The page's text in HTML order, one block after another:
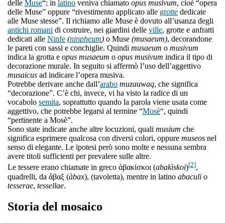
delle Muse“; in latino veniva chiamato opus musivum, cioè “opera
delle Muse” oppure “rivestimento applicato alle grotte dedicate
alle Muse stesse”. Il richiamo alle Muse è dovuto all’usanza degli
antichi romani di costruire, nei giardini delle ville, grotte e anfratti
dedicati alle Ninfe (ninpheum) o Muse (musaeum), decorandone
le pareti con sassi e conchiglie. Quindi musaeum o musivum
indica la grotta e opus musaeum o opus musivum indica il tipo di
decorazione murale. In seguito si affermò l’uso dell’aggettivo
musaicus ad indicare l’opera musiva.
Potrebbe derivare anche dall’arabo muzauwaq, che significa
“decorazione”. C’è chi, invece, vi ha visto la radice di un
vocabolo semita, soprattutto quando la parola viene usata come
aggettivo, che potrebbe legarsi al termine “Mosè“, quindi
“pertinente a Mosè”.
Sono state indicate anche altre locuzioni, quali musium che
significa esprimere qualcosa con diversi colori, oppure museos nel
senso di elegante. Le ipotesi però sono molte e nessuna sembra
avere titoli sufficienti per prevalere sulle altre.
Le tessere erano chiamate in greco ἀβακίσκοι (abakìskoi)[2],
quadrelli, da ἄβαξ (àbax), (tavoletta), mentre in latino abaculi o
tesserae, tessellae.
Storia del mosaico